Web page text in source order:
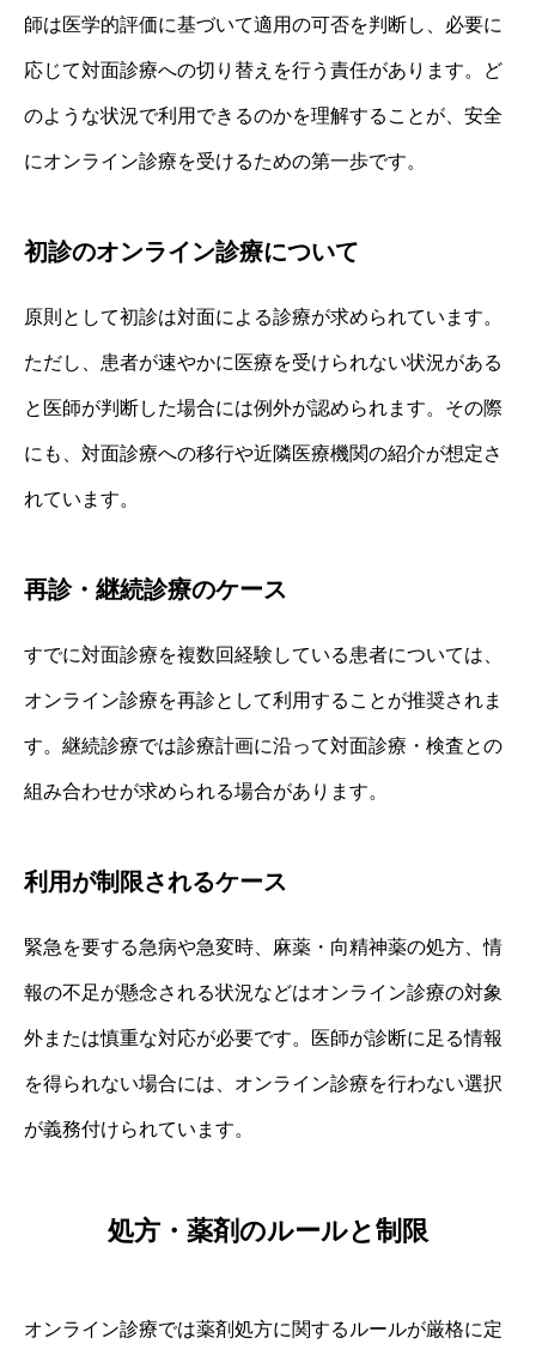
師は医学的評価に基づいて適用の可否を判断し、必要に
応じて対面診療への切り替えを行う責任があります。ど
のような状況で利用できるのかを理解することが、安全
にオンライン診療を受けるための第一歩です。
初診のオンライン診療について
原則として初診は対面による診療が求められています。
ただし、患者が速やかに医療を受けられない状況がある
と医師が判断した場合には例外が認められます。その際
にも、対面診療への移行や近隣医療機関の紹介が想定さ
れています。
再診・継続診療のケース
すでに対面診療を複数回経験している患者については、
オンライン診療を再診として利用することが推奨されま
す。継続診療では診療計画に沿って対面診療・検査との
組み合わせが求められる場合があります。
利用が制限されるケース
緊急を要する急病や急変時、麻薬・向精神薬の処方、情
報の不足が懸念される状況などはオンライン診療の対象
外または慎重な対応が必要です。医師が診断に足る情報
を得られない場合には、オンライン診療を行わない選択
が義務付けられています。
処方・薬剤のルールと制限
オンライン診療では薬剤処方に関するルールが厳格に定